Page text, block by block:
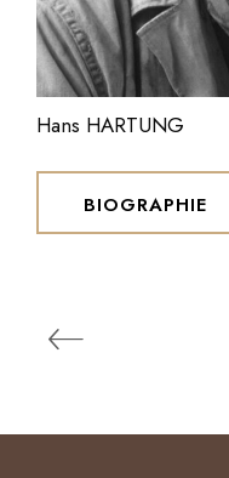
Hans HARTUNG
BIOGRAPHIE